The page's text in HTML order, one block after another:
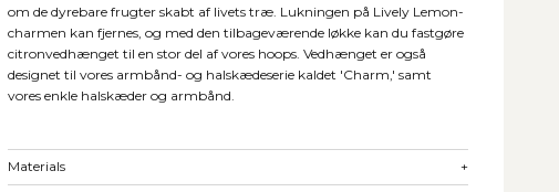
om de dyrebare frugter skabt af livets træ. Lukningen på Lively Lemon-
charmen kan fjernes, og med den tilbageværende løkke kan du fastgøre
citronvedhænget til en stor del af vores hoops. Vedhænget er også
designet til vores armbånd- og halskædeserie kaldet 'Charm,' samt
vores enkle halskæder og armbånd.
Materials +